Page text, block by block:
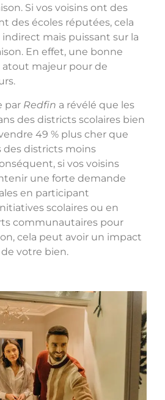
Si vos voisins ont des
des écoles réputées, cela
mais puissant sur la
En effet, une bonne
atout majeur pour de
par Redfin a révélé que les
des districts scolaires bien
49 % plus cher que
des districts moins
si vos voisins
une forte demande
en participant
scolaires ou en
communautaires pour
cela peut avoir un impact
votre bien.